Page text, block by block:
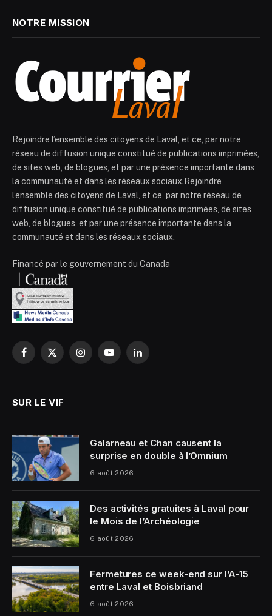
NOTRE MISSION
Rejoindre l’ensemble des citoyens de Laval, et ce, par notre
réseau de diffusion unique constitué de publications imprimées,
de sites web, de blogues, et par une présence importante dans
la communauté et dans les réseaux sociaux.Rejoindre
l’ensemble des citoyens de Laval, et ce, par notre réseau de
diffusion unique constitué de publications imprimées, de sites
web, de blogues, et par une présence importante dans la
communauté et dans les réseaux sociaux.
Financé par le gouvernement du Canada
Facebook
X
InstagramYouTubeLinkedIn
SUR LE VIF
Galarneau et Chan causent la
surprise en double à l’Omnium
6 août 2026
Des activités gratuites à Laval pour
le Mois de l’Archéologie
6 août 2026
Fermetures ce week-end sur l’A-15
entre Laval et Boisbriand
6 août 2026